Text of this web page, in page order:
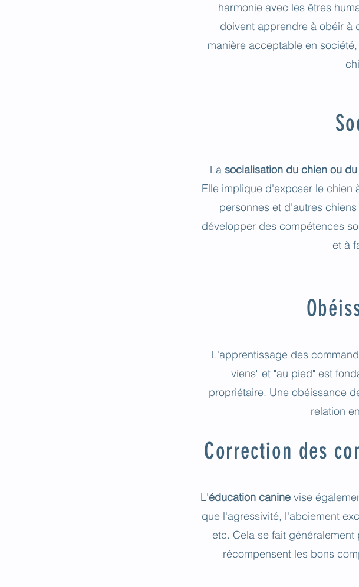
harmonie avec les êtres
doivent apprendre à obéir à
manière acceptable en
La socialisation du chien ou
Elle implique d'exposer le chien
personnes et d'autres
développer des compétences
et à
L'apprentissage des
"viens" et "au pied" est
propriétaire. Une obéissance
relation
Correction des
L'éducation canine vise
que l'agressivité, l'aboiement
etc. Cela se fait
récompensent les bons